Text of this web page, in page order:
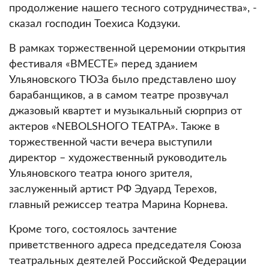
продолжение нашего тесного сотрудничества», -
сказал господин Тоехиса Кодзуки.
В рамках торжественной церемонии открытия
фестиваля «ВМЕСТЕ» перед зданием
Ульяновского ТЮЗа было представлено шоу
барабанщиков, а в самом театре прозвучал
джазовый квартет и музыкальный сюрприз от
актеров «NEBOLSHОГО ТЕАТРА». Также в
торжественной части вечера выступили
директор – художественный руководитель
Ульяновского театра юного зрителя,
заслуженный артист РФ Эдуард Терехов,
главный режиссер театра Марина Корнева.
Кроме того, состоялось зачтение
приветственного адреса председателя Союза
театральных деятелей Российской Федерации